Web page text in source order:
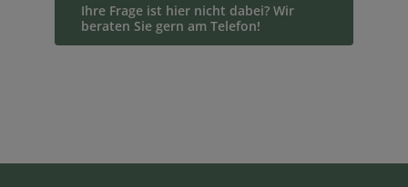
Ihre Frage ist hier nicht dabei? Wir
beraten Sie gern am Telefon!